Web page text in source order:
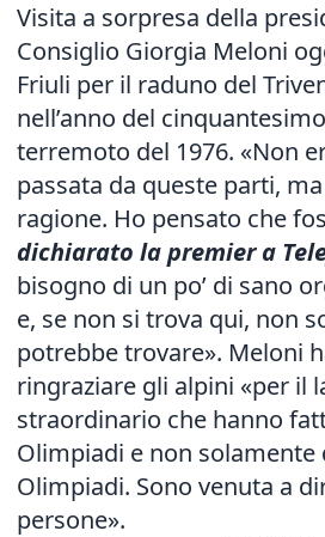
Visita a sorpresa della
Consiglio Giorgia Meloni
Friuli per il raduno del
nell’anno del
terremoto del 1976. «Non
passata da queste parti,
ragione. Ho pensato che
dichiarato la premier a
bisogno di un po’ di sano
e, se non si trova qui, non
potrebbe trovare». Meloni
ringraziare gli alpini «per il
straordinario che hanno
Olimpiadi e non solamente
Olimpiadi. Sono venuta a
persone».